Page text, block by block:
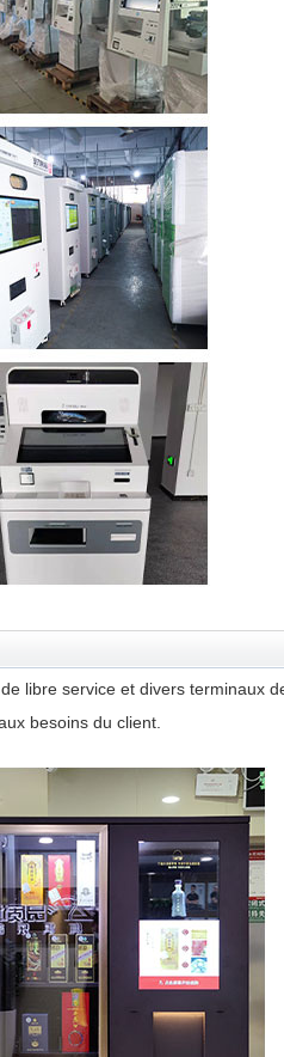
libre service et divers terminaux
besoins du client.